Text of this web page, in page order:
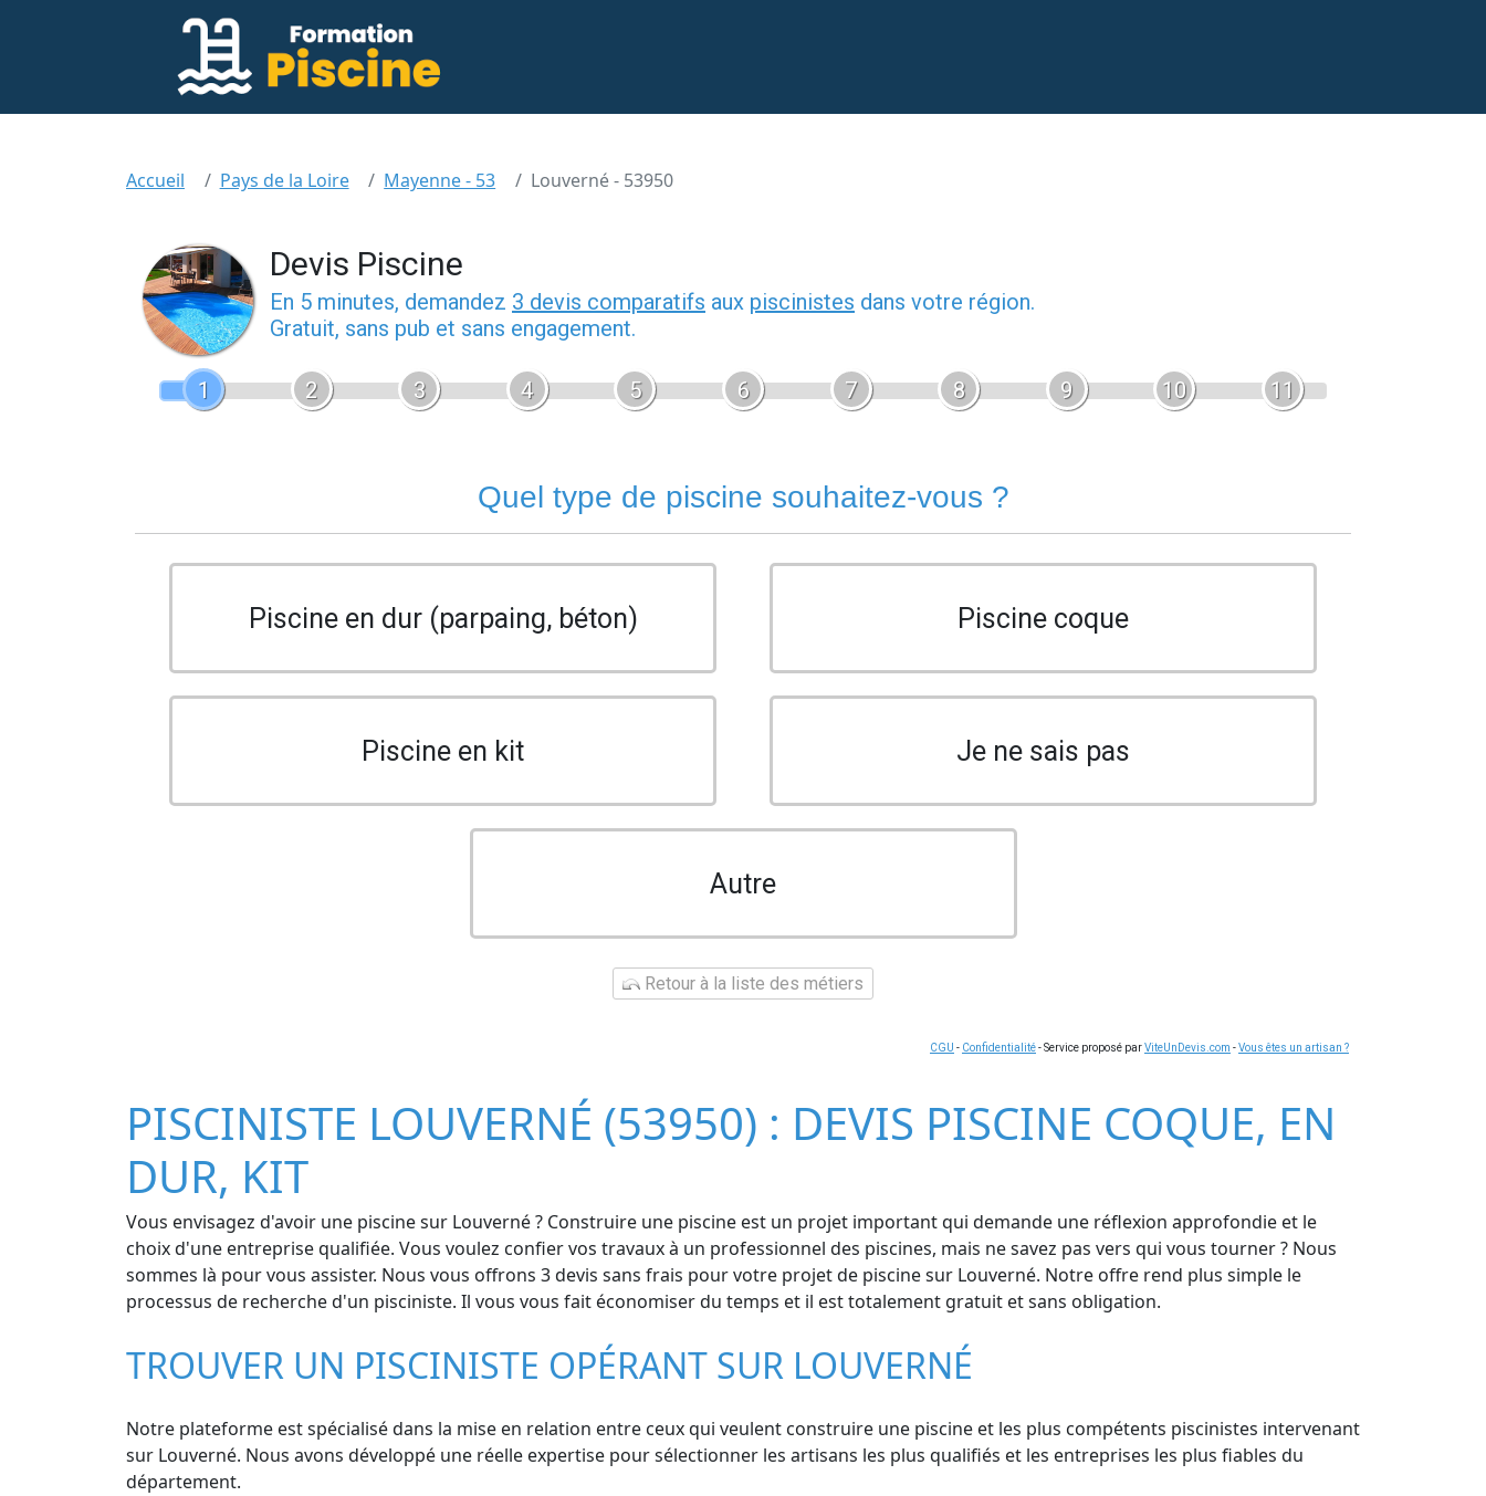
Accueil Pays de la Loire Mayenne - 53 Louverné - 53950
Devis Piscine
En 5 minutes, demandez 3 devis comparatifs aux piscinistes dans votre région.
Gratuit, sans pub et sans engagement.
1 2 3 4 5 6 7 8 9 10 11
Quel type de piscine souhaitez-vous ?
Piscine en dur (parpaing, béton) Piscine coque
Piscine en kit Je ne sais pas
Autre
Retour à la liste des métiers
CGU - Confidentialité- Service proposé parViteUnDevis.com -Vous êtes un artisan ?
PISCINISTE LOUVERNÉ (53950) : DEVIS PISCINE COQUE, EN
DUR, KIT
Vous envisagez d'avoir une piscine sur Louverné ? Construire une piscine est un projet important qui demande une réflexion approfondie et le
choix d'une entreprise qualifiée. Vous voulez confier vos travaux à un professionnel des piscines, mais ne savez pas vers qui vous tourner ? Nous
sommes là pour vous assister. Nous vous offrons 3 devis sans frais pour votre projet de piscine sur Louverné. Notre offre rend plus simple le
processus de recherche d'un pisciniste. Il vous vous fait économiser du temps et il est totalement gratuit et sans obligation.
TROUVER UN PISCINISTE OPÉRANT SUR LOUVERNÉ
Notre plateforme est spécialisé dans la mise en relation entre ceux qui veulent construire une piscine et les plus compétents piscinistes intervenant
sur Louverné. Nous avons développé une réelle expertise pour sélectionner les artisans les plus qualifiés et les entreprises les plus fiables du
département.